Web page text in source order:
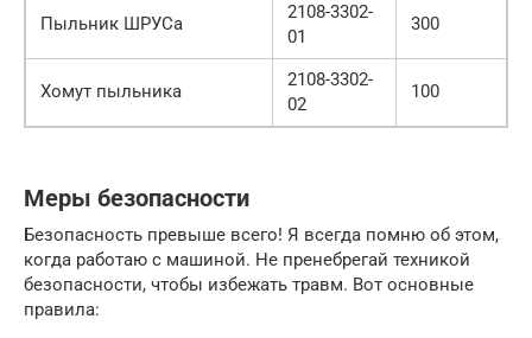
Пыльник ШРУСа
2108-3302-
01
300
Хомут пыльника
2108-3302-
02
100
Меры безопасности
Безопасность превыше всего! Я всегда помню об этом,
когда работаю с машиной. Не пренебрегай техникой
безопасности, чтобы избежать травм. Вот основные
правила: